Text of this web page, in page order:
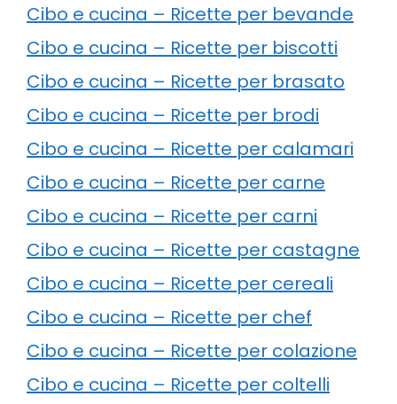
Cibo e cucina – Ricette per bevande
Cibo e cucina – Ricette per biscotti
Cibo e cucina – Ricette per brasato
Cibo e cucina – Ricette per brodi
Cibo e cucina – Ricette per calamari
Cibo e cucina – Ricette per carne
Cibo e cucina – Ricette per carni
Cibo e cucina – Ricette per castagne
Cibo e cucina – Ricette per cereali
Cibo e cucina – Ricette per chef
Cibo e cucina – Ricette per colazione
Cibo e cucina – Ricette per coltelli